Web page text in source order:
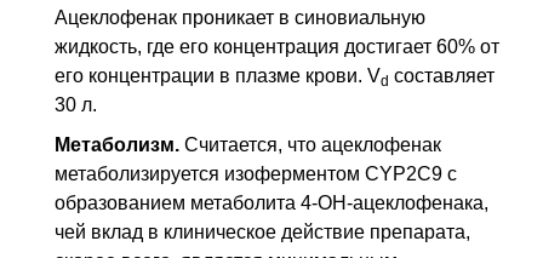
Ацеклофенак проникает в синовиальную
жидкость, где его концентрация достигает 60% от
его концентрации в плазме крови. Vd составляет
30 л.
Метаболизм. Считается, что ацеклофенак
метаболизируется изоферментом CYP2C9 с
образованием метаболита 4-ОН-ацеклофенака,
чей вклад в клиническое действие препарата,